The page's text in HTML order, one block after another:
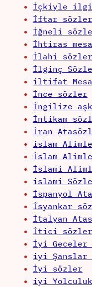
İçkiyle
İftar
İğneli
İhtiras
İlahi
İlginç
iltifat
İnce sözler
İngilize
İntikam
İran
islam
İslam
İslami
islami
İspanyol
İsyankar
İtalyan
İtici sözler
İyi Geceler
iyi Şanslar
İyi sözler
iyi